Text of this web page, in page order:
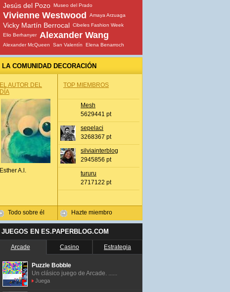
Jesús del Pozo Museo del Prado
Vivienne Westwood Amaya Arzuaga
Vicky Martín Berrocal Cibeles Fashion Week
Elio Berhanyer Alexander Wang
Alexander McQueen San Valentín Elena Benarroch
LA COMUNIDAD DECORACIÓN
EL AUTOR DEL
DÍA
Esther A.l.
Todo sobre él
TOP MIEMBROS
Mesh
5629441 pt
sepelaci
3268367 pt
silviainterblog
2945856 pt
tururu
2717122 pt
Hazte miembro
JUEGOS EN ES.PAPERBLOG.COM
Arcade Casino Estrategia
Puzzle Bobble
Un clásico juego de Arcade. ......
Juega